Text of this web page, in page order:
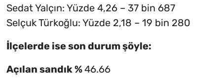
Sedat Yalçın: Yüzde 4,26 – 37 bin 687
Selçuk Türkoğlu: Yüzde 2,18 – 19 bin 280
İlçelerde ise son durum şöyle:
Açılan sandık %46.66